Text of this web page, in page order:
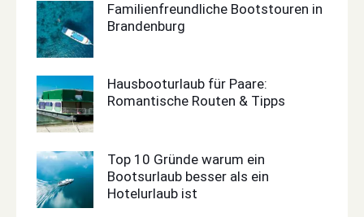
Familienfreundliche Bootstouren in
Brandenburg
Hausbooturlaub für Paare:
Romantische Routen & Tipps
Top 10 Gründe warum ein
Bootsurlaub besser als ein
Hotelurlaub ist